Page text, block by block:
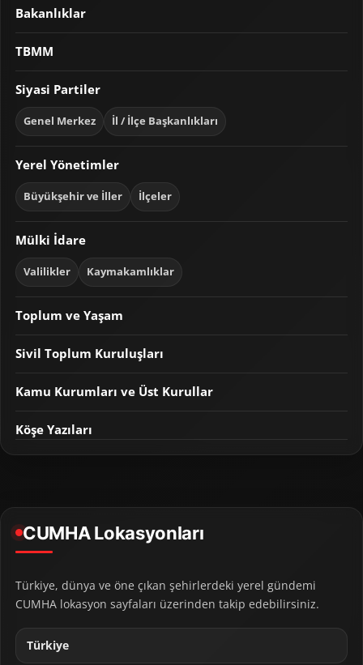
Bakanlıklar
TBMM
Siyasi Partiler
Genel Merkez İl / İlçe Başkanlıkları
Yerel Yönetimler
Büyükşehir ve İller İlçeler
Mülki İdare
Valilikler Kaymakamlıklar
Toplum ve Yaşam
Sivil Toplum Kuruluşları
Kamu Kurumları ve Üst Kurullar
Köşe Yazıları
CUMHA Lokasyonları
Türkiye, dünya ve öne çıkan şehirlerdeki yerel gündemi
CUMHA lokasyon sayfaları üzerinden takip edebilirsiniz.
Türkiye